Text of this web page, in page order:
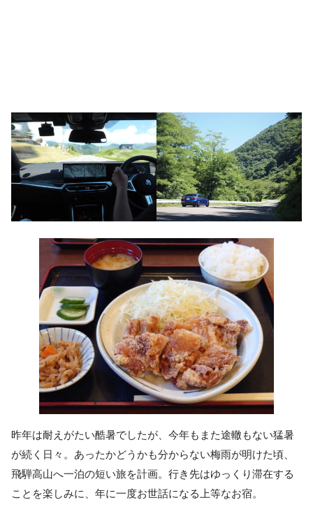
昨年は耐えがたい酷暑でしたが、今年もまた途轍もない猛暑
が続く日々。あったかどうかも分からない梅雨が明けた頃、
飛騨高山へ一泊の短い旅を計画。行き先はゆっくり滞在する
ことを楽しみに、年に一度お世話になる上等なお宿。